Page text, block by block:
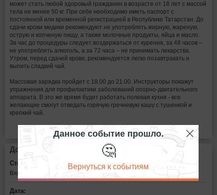
может стать любой здоровый гражданин в возрасте от 18 лет с массой
тела не менее 50 кг. При себе необходимо иметь паспорт с
постоянной или временной регистрацией в Республике Татарстан. До
сдачи крови медики рекомендуют не употреблять жирную, жареную,
острую и копченую пищу, а также молочные продукты, яйца и масло.
За час до процедуры следует воздержаться от курения, за 48 часов –
не употреблять алкоголь, а за 72 часа – не принимать лекарства.
Утром, перед сдачей крови, рекомендуется легко позавтракать и
выпить сладкий чай.
Массовая зарядка пройдет с 18.00 до 21.00. Инструкторы покажут
упражнения для профилактики заболеваний опорно-двигательного
аппарата. В это же время будет работать полевая кухня - все
желающие смогут отведать горячую гречневую кашу с тушенкой и
крепкий чай.
Дополнительная информация
Стоимость билетов:
Вход свободный
Дата:
Данное событие прошло.
🤔
Вернуться к событиям